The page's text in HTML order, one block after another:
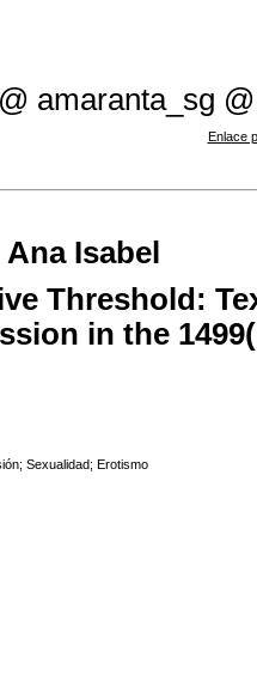
amaranta_sg @
Enlace
Isabel
Threshold:
in the
; Sexualidad; Erotismo